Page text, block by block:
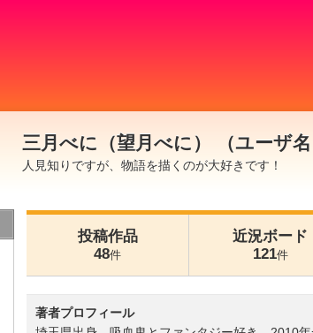
三月べに（望月べに） （ユーザ名
人見知りですが、物語を描くのが大好きです！
投稿作品
48件
近況ボード
121件
著者プロフィール